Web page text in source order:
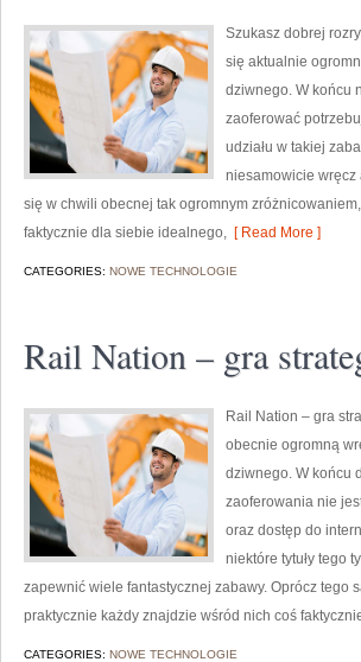
Szukasz dobrej
się aktualnie
dziwnego. W końcu
zaoferować
udziału w takiej
niesamowicie wręcz
się w chwili obecnej tak ogromnym
faktycznie dla siebie idealnego, [ Read More ]
CATEGORIES: NOWE TECHNOLOGIE
Rail Nation – gra
Rail Nation – gra
obecnie ogromną
dziwnego. W końcu
zaoferowania nie
oraz dostęp do
niektóre tytuły tego
zapewnić wiele fantastycznej zabawy. Oprócz tego
praktycznie każdy znajdzie wśród nich coś
CATEGORIES: NOWE TECHNOLOGIE